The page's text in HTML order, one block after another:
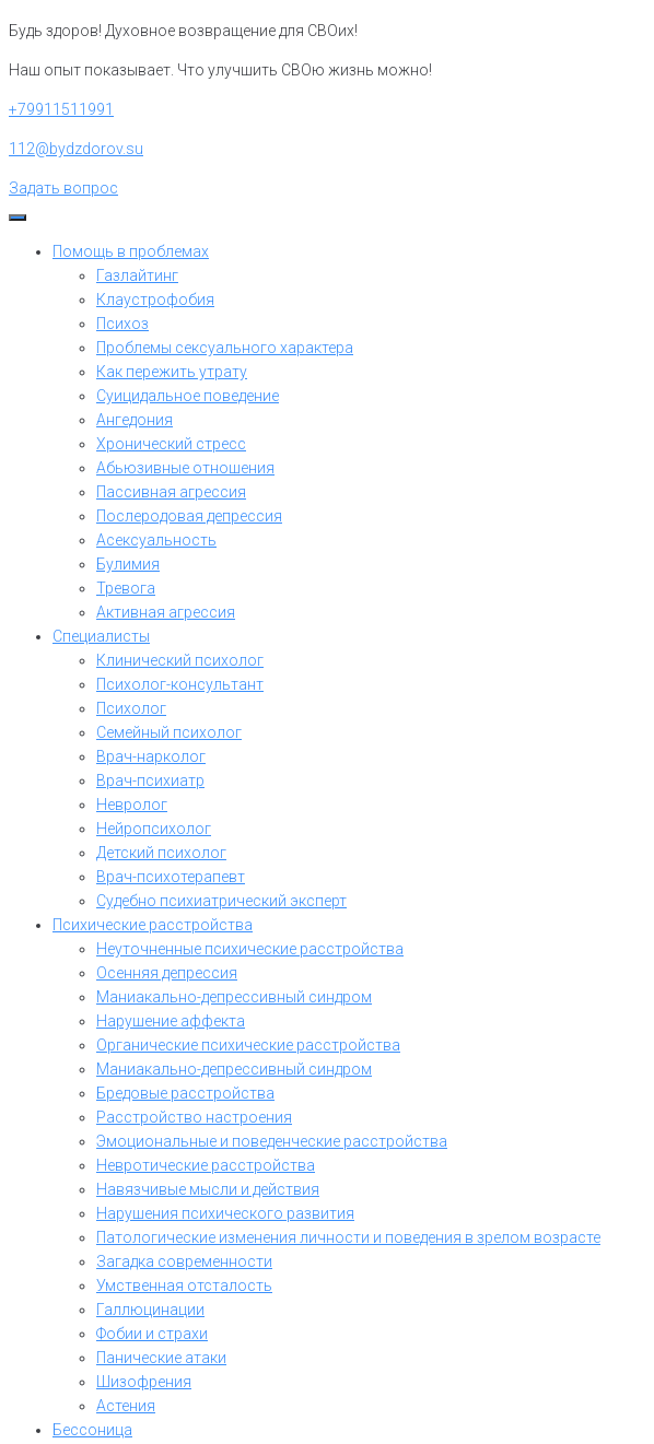
Будь здоров! Духовное возвращение для СВОих!
Наш опыт показывает. Что улучшить СВОю жизнь можно!
+79911511991
112@bydzdorov.su
Задать вопрос
Помощь в проблемах
Газлайтинг
Клаустрофобия
Психоз
Проблемы сексуального характера
Как пережить утрату
Суицидальное поведение
Ангедония
Хронический стресс
Абьюзивные отношения
Пассивная агрессия
Послеродовая депрессия
Асексуальность
Булимия
Тревога
Активная агрессия
Специалисты
Клинический психолог
Психолог-консультант
Психолог
Семейный психолог
Врач-нарколог
Врач-психиатр
Невролог
Нейропсихолог
Детский психолог
Врач-психотерапевт
Судебно психиатрический эксперт
Психические расстройства
Неуточненные психические расстройства
Осенняя депрессия
Маниакально-депрессивный синдром
Нарушение аффекта
Органические психические расстройства
Маниакально-депрессивный синдром
Бредовые расстройства
Расстройство настроения
Эмоциональные и поведенческие расстройства
Невротические расстройства
Навязчивые мысли и действия
Нарушения психического развития
Патологические изменения личности и поведения в зрелом возрасте
Загадка современности
Умственная отсталость
Галлюцинации
Фобии и страхи
Панические атаки
Шизофрения
Астения
Бессоница